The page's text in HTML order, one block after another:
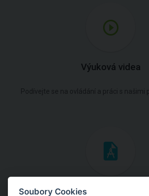
Výuková videa
Podívejte se na ovládání a práci s našimi
Inženýrské manuály
Soubory Cookies